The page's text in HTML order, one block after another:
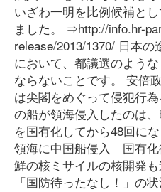
いざわ一明を比例候補と
ました。 ⇒http://info.hr-
release/2013/1370/ 日本
において、都議選のよう
ならないことです。 安倍
は尖閣をめぐって侵犯行
の船が領海侵入したのは
を国有化してから48回に
領海に中国船侵入 国有化
鮮の核ミサイルの核開発
「国防待ったなし！」の